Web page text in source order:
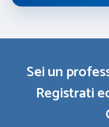
Sei un
Registrati